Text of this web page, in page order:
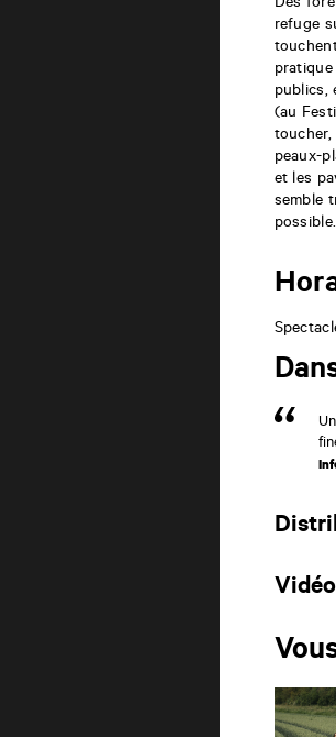
Des
refuge
publics,
(au
peaux-
et les
semble
possible.